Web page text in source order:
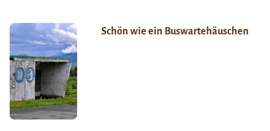
Schön wie ein Buswartehäuschen